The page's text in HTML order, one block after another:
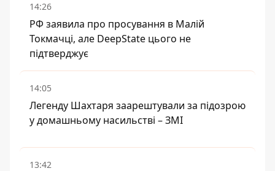
14:26
РФ заявила про просування в Малій
Токмачці, але DeepState цього не
підтверджує
14:05
Легенду Шахтаря заарештували за підозрою
у домашньому насильстві – ЗМІ
13:42